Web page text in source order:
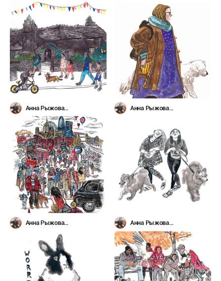
(@avoirbanane)
(@avoirbanane)
Анна Рыжова
(@avoirbanane)
Анна Рыжова
Анна Рыжова
(@avoirbanane)
Анна Рыжова
(@avoirbanane)